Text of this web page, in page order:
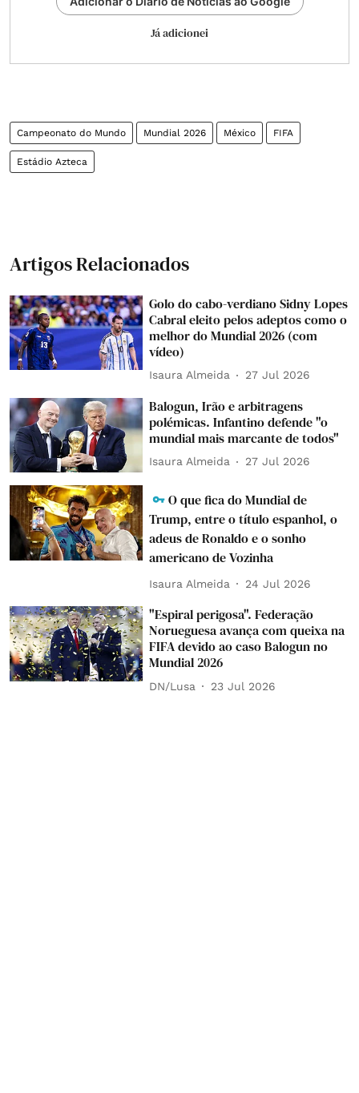
Já adicionei
Campeonato do Mundo Mundial 2026 México FIFA
Estádio Azteca
Artigos Relacionados
Golo do cabo-verdiano Sidny Lopes
Cabral eleito pelos adeptos como o
melhor do Mundial 2026 (com
vídeo)
Isaura Almeida 27 Jul 2026
Balogun, Irão e arbitragens
polémicas. Infantino defende "o
mundial mais marcante de todos"
Isaura Almeida 27 Jul 2026
O que fica do Mundial de
Trump, entre o título espanhol, o
adeus de Ronaldo e o sonho
americano de Vozinha
Isaura Almeida 24 Jul 2026
"Espiral perigosa". Federação
Norueguesa avança com queixa na
FIFA devido ao caso Balogun no
Mundial 2026
DN/Lusa 23 Jul 2026